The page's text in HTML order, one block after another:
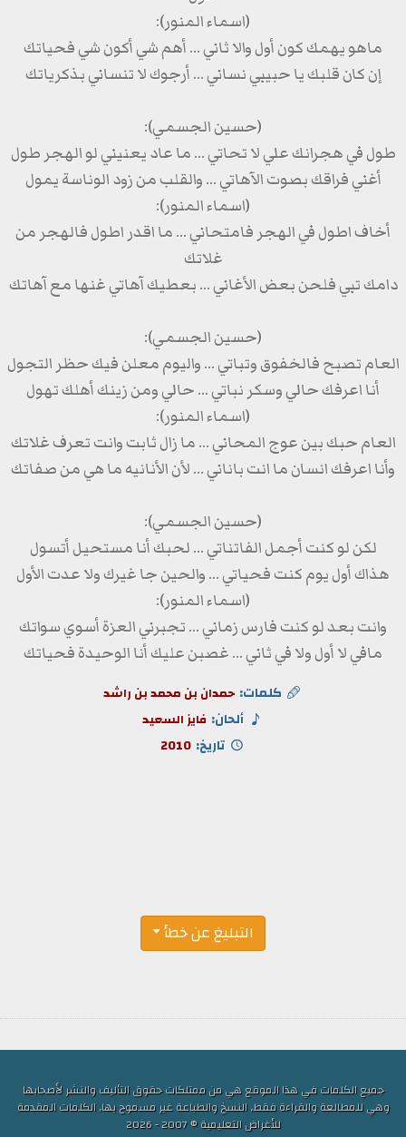
(اسماء المنور):
ماهو يهمك كون أول والا ثاني ... أهم شي أكون شي فحياتك
إن كان قلبك يا حبيبي نساني ... أرجوك لا تنساني بذكرياتك
(حسين الجسمي):
طول في هجرانك علي لا تحاتي ... ما عاد يعنيني لو الهجر طول
أغني فراقك بصوت الآهاتي ... والقلب من زود الوناسة يمول
(اسماء المنور):
أخاف اطول في الهجر فامتحاني ... ما اقدر اطول فالهجر من
غلاتك
دامك تبي فلحن بعض الأغاني ... بعطيك آهاتي غنها مع آهاتك
(حسين الجسمي):
العام تصبح فالخفوق وتباتي ... واليوم معلن فيك حظر التجول
أنا اعرفك حالي وسكر نباتي ... حالي ومن زينك أهلك تهول
(اسماء المنور):
العام حبك بين عوج المحاني ... ما زال ثابت وانت تعرف غلاتك
وأنا اعرفك انسان ما انت باناني ... لأن الأنانيه ما هي من صفاتك
(حسين الجسمي):
لكن لو كنت أجمل الفاتناتي ... لحبك أنا مستحيل أتسول
هذاك أول يوم كنت فحياتي ... والحين جا غيرك ولا عدت الأول
(اسماء المنور):
وانت بعد لو كنت فارس زماني ... تجبرني العزة أسوي سواتك
مافي لا أول ولا في ثاني ... غصبن عليك أنا الوحيدة فحياتك
كلمات: حمدان بن محمد بن راشد
ألحان: فايز السعيد
تاريخ: 2010
التبليغ عن خطأ
جميع الكلمات في هذا الموقع هي من ممتلكات حقوق التأليف والنشر لأصحابها
وهي للمطالعة والقراءة فقط, النسخ والطباعة غير مسموح بها, الكلمات المقدمة
للأغراض التعليمية © 2007 - 2026